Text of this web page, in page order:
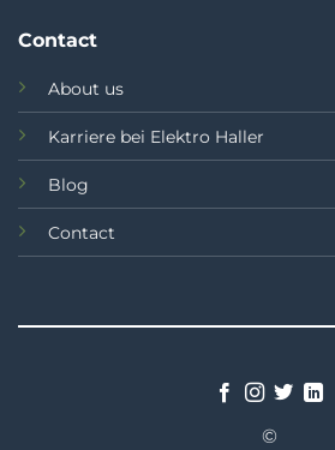
Contact
About us
Karriere bei Elektro Haller
Blog
Contact
©